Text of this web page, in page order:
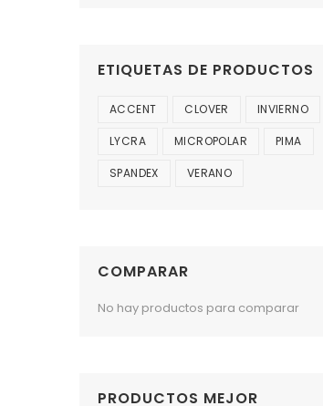
ETIQUETAS DE PRODUCTOS
ACCENT CLOVER INVIERNO
LYCRA MICROPOLAR PIMA
SPANDEX VERANO
COMPARAR
No hay productos para comparar
PRODUCTOS MEJOR